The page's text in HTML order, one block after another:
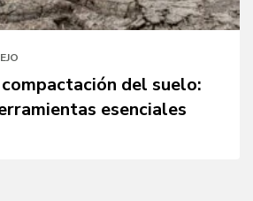
del suelo:
esenciales